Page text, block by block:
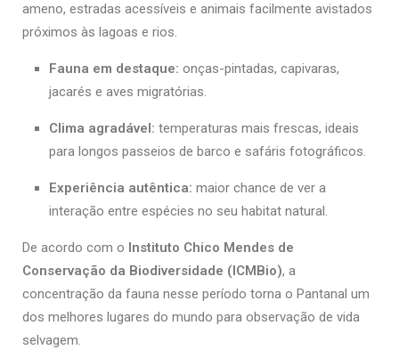
ameno, estradas acessíveis e animais facilmente avistados
próximos às lagoas e rios.
Fauna em destaque: onças-pintadas, capivaras,
jacarés e aves migratórias.
Clima agradável: temperaturas mais frescas, ideais
para longos passeios de barco e safáris fotográficos.
Experiência autêntica: maior chance de ver a
interação entre espécies no seu habitat natural.
De acordo com o Instituto Chico Mendes de
Conservação da Biodiversidade (ICMBio), a
concentração da fauna nesse período torna o Pantanal um
dos melhores lugares do mundo para observação de vida
selvagem.